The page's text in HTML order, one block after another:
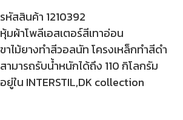
รหัสสินค้า 1210392
หุ้มผ้าโพลีเอสเตอร์สีเทาอ่อน
ขาไม้ยางทำสีวอลนัท โครงเหล็กทำสีดำ
สามารถรับน้ำหนักได้ถึง 110 กิโลกรัม
อยู่ใน INTERSTIL,DK collection